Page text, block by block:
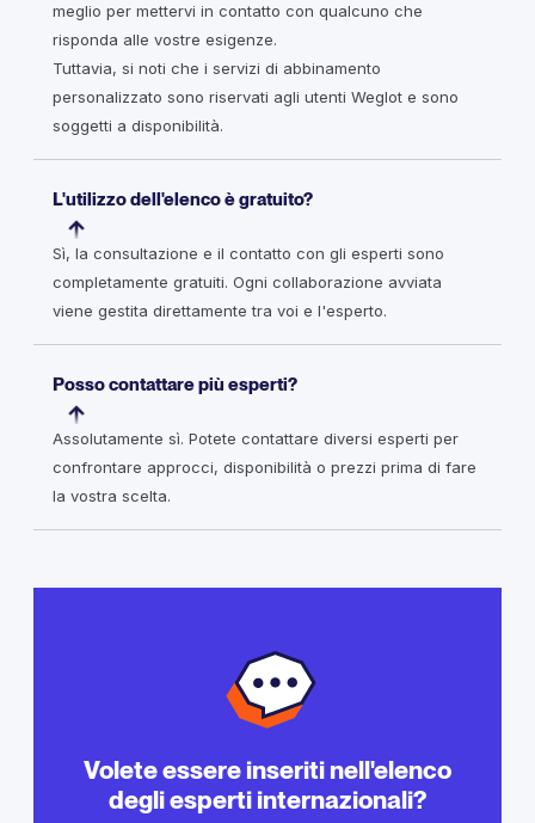
meglio per mettervi in contatto con qualcuno che
risponda alle vostre esigenze.
Tuttavia, si noti che i servizi di abbinamento
personalizzato sono riservati agli utenti Weglot e sono
soggetti a disponibilità.
L'utilizzo dell'elenco è gratuito?
Sì, la consultazione e il contatto con gli esperti sono
completamente gratuiti. Ogni collaborazione avviata
viene gestita direttamente tra voi e l'esperto.
Posso contattare più esperti?
Assolutamente sì. Potete contattare diversi esperti per
confrontare approcci, disponibilità o prezzi prima di fare
la vostra scelta.
Volete essere inseriti nell'elenco
degli esperti internazionali?